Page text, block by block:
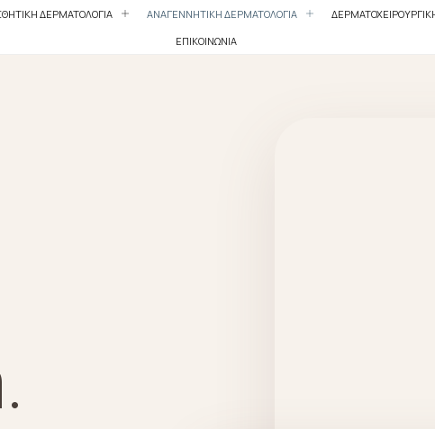
ΔΕΡΜΑΤΟΛΟΓΙΑ ΑΝΑΓΕΝΝΗΤΙΚΗ ΔΕΡΜΑΤΟΛΟΓΙΑ
ΕΠΙΚΟΙΝΩΝΙΑ